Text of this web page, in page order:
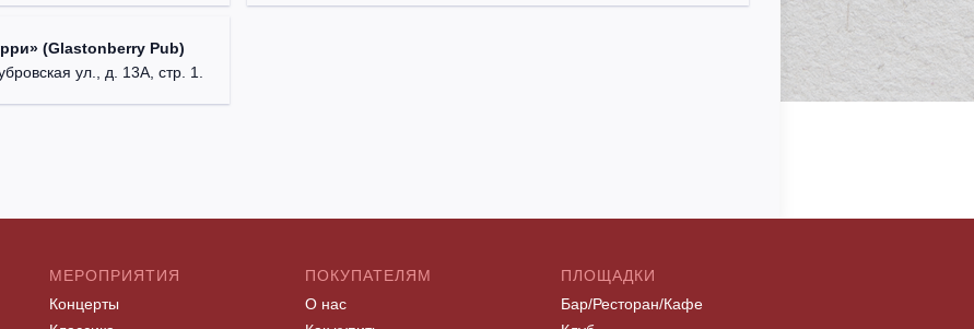
(Glastonberry Pub)
ул., д. 13А, стр. 1.
МЕРОПРИЯТИЯ
Концерты
ПОКУПАТЕЛЯМ
О нас
ПЛОЩАДКИ
Бар/Ресторан/Кафе